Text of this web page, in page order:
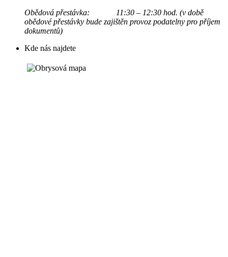
Obědová přestávka: 11:30 – 12:30 hod. (v době
obědové přestávky bude zajištěn provoz podatelny pro příjem
dokumentů)
Kde nás najdete